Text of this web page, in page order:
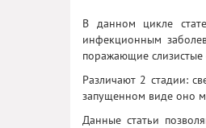
В данном цикле
инфекционным
поражающие слизистые
Различают 2 стадии:
запущенном виде оно
Данные статьи